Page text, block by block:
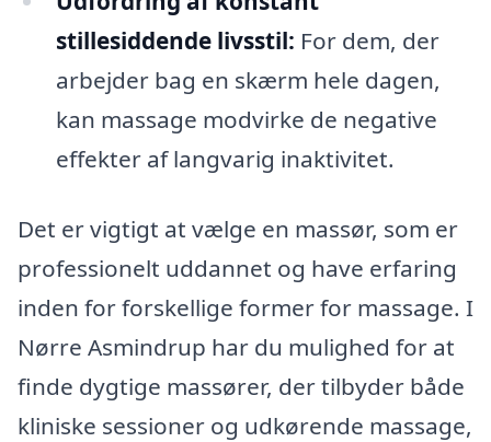
stillesiddende livsstil: For dem, der
arbejder bag en skærm hele dagen,
kan massage modvirke de negative
effekter af langvarig inaktivitet.
Det er vigtigt at vælge en massør, som er
professionelt uddannet og have erfaring
inden for forskellige former for massage. I
Nørre Asmindrup har du mulighed for at
finde dygtige massører, der tilbyder både
kliniske sessioner og udkørende massage,